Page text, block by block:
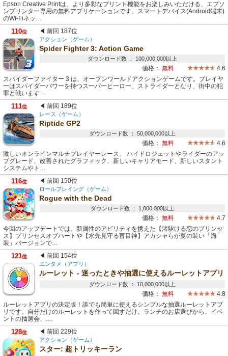
Epson Creative Printは、より多彩なプリント機能をお楽しみいただける、エプソ
ンプリンター専用の無料アプリケーションです。スマートデバイス(Android端末)
のWi-Fiネッ…
110位 ◀ 前回 187位
アクション（ゲーム）
Spider Fighter 3: Action Game
ダウンロード数 ： 100,000,000以上
価格： 無料
4.6
スパイダーファイター 3 は、オープンワールドアクションゲームです。プレイヤ
ーはスパイダーパワーを持つスーパーヒーロー、ストライダーとなり、街中の犯
罪と戦います…
111位 ◀ 前回 189位
レース（ゲーム）
Riptide GP2
ダウンロード数 ： 50,000,000以上
価格： 無料
4.6
激しいオンラインマルチプレイヤーレース、 ハイドロジェットやライダーのアッ
プグレード、改善されたグラフィック、新しいキャリアモード、新しいスタント
システムやト…
116位 ◀ 前回 150位
ロールプレイング（ゲーム）
Rogue with the Dead
ダウンロード数 ： 1,000,000以上
価格： 無料
4.7
今回のアップデートでは、新属性のアビリティを携えた【渚駆ける恋のプリンセ
ス】プリンセスオブハートや【水先見守る盲目神】アカシャらが夏の装い「海
装」バージョンで…
121位 ◀ 前回 154位
エンタメ（アプリ）
ルーレット - 迷ったときや抽選に使えるルーレットアプリ
ダウンロード数 ： 10,000,000以上
価格： 無料
4.8
ルーレットアプリの決定版！誰でも簡単に使えるシンプルな抽選ルーレットアプ
リです。自分だけのルーレットを作って回すだけ。ランチのお店選びから、イベ
ントの抽選会、…
128位 ◀ 前回 229位
アクション（ゲーム）
スター: 超トリッキーラン